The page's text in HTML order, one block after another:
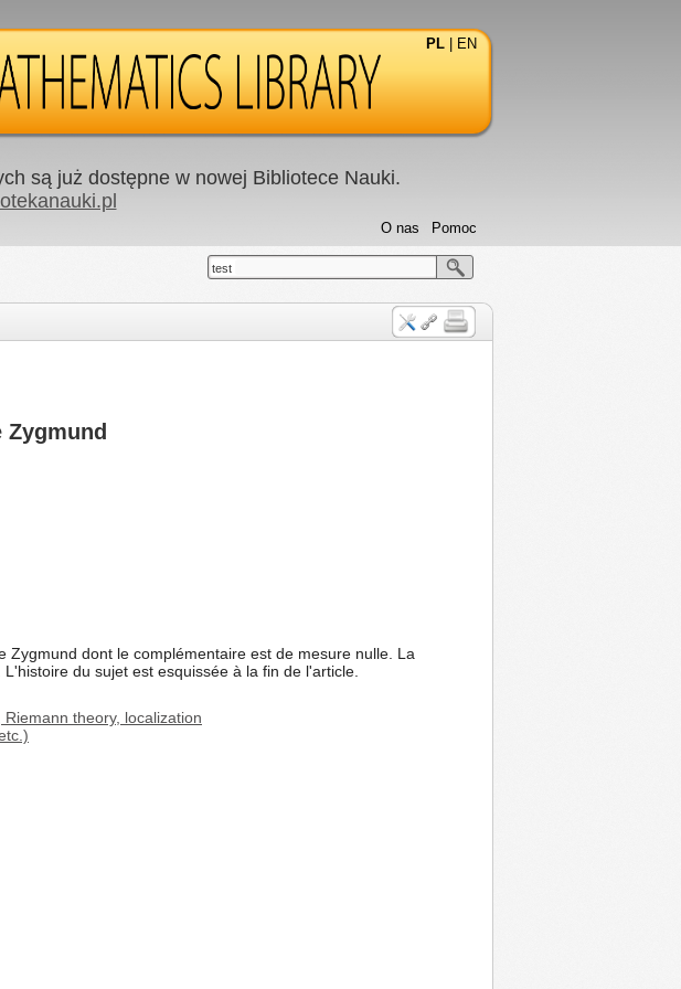
PL EN
są już dostępne w nowej Bibliotece Nauki.
Pomoc
O nas
test
dont le complémentaire est de mesure nulle. La
du sujet est esquissée à la fin de l'article.
theory, localization